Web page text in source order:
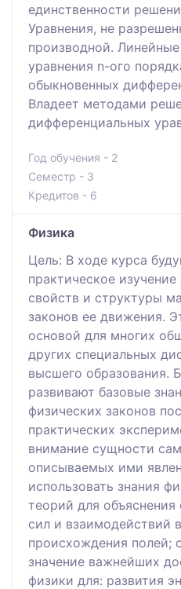
единственности
Уравнения, не
производной.
уравнения n-ого
обыкновенных
Владеет методами
дифференциальных
Год обучения - 2
Семестр - 3
Кредитов - 6
Физика
Цель: В ходе курса
практическое
свойств и структуры
законов ее движения.
основой для многих
других специальных
высшего образования.
развивают базовые
физических законов
практических
внимание сущности
описываемых ими
использовать знания
теорий для
сил и взаимодействий
происхождения полей;
значение важнейших
физики для: развития